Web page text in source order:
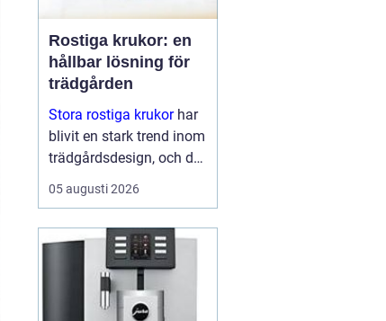
Rostiga krukor: en
hållbar lösning för
trädgården
Stora rostiga krukorhar
blivit en stark trend inom
trädgårdsdesign, och det
är inte svårt att förstå
varför. De kombinerar
05 augusti 2026